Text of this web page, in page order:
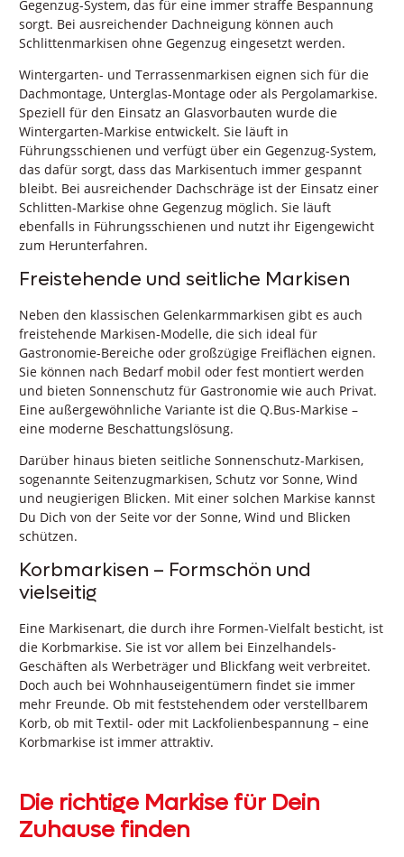
Gegenzug-System, das für eine immer straffe Bespannung
sorgt. Bei ausreichender Dachneigung können auch
Schlittenmarkisen ohne Gegenzug eingesetzt werden.
Wintergarten- und Terrassenmarkisen eignen sich für die
Dachmontage, Unterglas-Montage oder als Pergolamarkise.
Speziell für den Einsatz an Glasvorbauten wurde die
Wintergarten-Markise entwickelt. Sie läuft in
Führungsschienen und verfügt über ein Gegenzug-System,
das dafür sorgt, dass das Markisentuch immer gespannt
bleibt. Bei ausreichender Dachschräge ist der Einsatz einer
Schlitten-Markise ohne Gegenzug möglich. Sie läuft
ebenfalls in Führungsschienen und nutzt ihr Eigengewicht
zum Herunterfahren.
Freistehende und seitliche Markisen
Neben den klassischen Gelenkarmmarkisen gibt es auch
freistehende Markisen-Modelle, die sich ideal für
Gastronomie-Bereiche oder großzügige Freiflächen eignen.
Sie können nach Bedarf mobil oder fest montiert werden
und bieten Sonnenschutz für Gastronomie wie auch Privat.
Eine außergewöhnliche Variante ist die Q.Bus-Markise –
eine moderne Beschattungslösung.
Darüber hinaus bieten seitliche Sonnenschutz-Markisen,
sogenannte Seitenzugmarkisen, Schutz vor Sonne, Wind
und neugierigen Blicken. Mit einer solchen Markise kannst
Du Dich von der Seite vor der Sonne, Wind und Blicken
schützen.
Korbmarkisen – Formschön und
vielseitig
Eine Markisenart, die durch ihre Formen-Vielfalt besticht, ist
die Korbmarkise. Sie ist vor allem bei Einzelhandels-
Geschäften als Werbeträger und Blickfang weit verbreitet.
Doch auch bei Wohnhauseigentümern findet sie immer
mehr Freunde. Ob mit feststehendem oder verstellbarem
Korb, ob mit Textil- oder mit Lackfolienbespannung – eine
Korbmarkise ist immer attraktiv.
Die richtige Markise für Dein
Zuhause finden